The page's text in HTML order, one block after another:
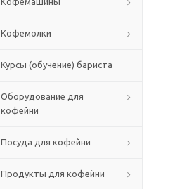
Кофемолки
Курсы (обучение) бариста
Оборудование для
кофейни
Посуда для кофейни
Продукты для кофейни